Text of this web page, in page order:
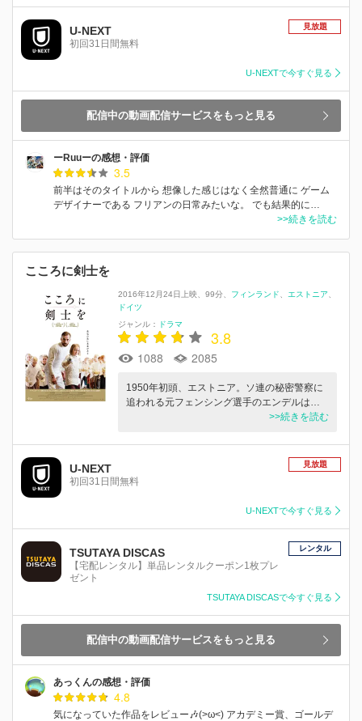
U-NEXT
初回31日間無料
見放題
U-NEXTで今すぐ見る
配信中の動画配信サービスをもっと見る
ーRuuーの感想・評価
3.5
前半はそのタイトルから 想像した感じはなく全然普通に ゲーム
デザイナーである フリアンの日常みたいな。 でも結果的に…
>>続きを読む
こころに剣士を
2016年12月24日上映 99分 フィンランド
エストニア
ドイツ
ジャンル：
ドラマ
3.8
1088 2085
1950年初頭、エストニア。ソ連の秘密警察に
追われる元フェンシング選手のエンデルは…
>>続きを読む
U-NEXT
初回31日間無料
見放題
U-NEXTで今すぐ見る
TSUTAYA DISCAS
【宅配レンタル】単品レンタルクーポン1枚プレ
ゼント
レンタル
TSUTAYA DISCASで今すぐ見る
配信中の動画配信サービスをもっと見る
あっくんの感想・評価
4.8
気になっていた作品をレビュー🎶(>ω<) アカデミー賞、ゴールデ